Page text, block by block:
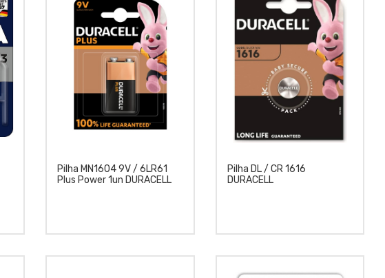
Pilha MN1604 9V / 6LR61
Plus Power 1un DURACELL
Pilha DL / CR 1616
DURACELL